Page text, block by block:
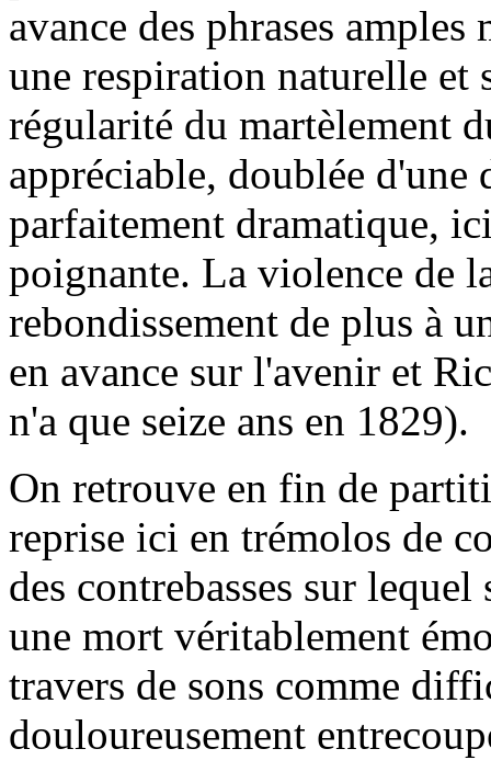
avance des phrases
une respiration naturelle
régularité du martèlement
appréciable, doublée d'une
parfaitement dramatique,
poignante. La violence de
rebondissement de plus à
en avance sur l'avenir et
n'a que seize ans en 1829).
On retrouve en fin de
reprise ici en trémolos de
des contrebasses sur
une mort véritablement
travers de sons comme
douloureusement